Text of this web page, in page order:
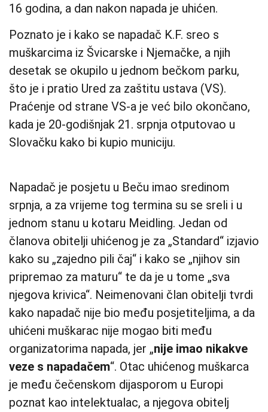
16 godina, a dan nakon napada je uhićen.
Poznato je i kako se napadač K.F. sreo s
muškarcima iz Švicarske i Njemačke, a njih
desetak se okupilo u jednom bečkom parku,
što je i pratio Ured za zaštitu ustava (VS).
Praćenje od strane VS-a je već bilo okončano,
kada je 20-godišnjak 21. srpnja otputovao u
Slovačku kako bi kupio municiju.
Napadač je posjetu u Beču imao sredinom
srpnja, a za vrijeme tog termina su se sreli i u
jednom stanu u kotaru Meidling. Jedan od
članova obitelji uhićenog je za „Standard“ izjavio
kako su „zajedno pili čaj“ i kako se „njihov sin
pripremao za maturu“ te da je u tome „sva
njegova krivica“. Neimenovani član obitelji tvrdi
kako napadač nije bio među posjetiteljima, a da
uhićeni muškarac nije mogao biti među
organizatorima napada, jer „nije imao nikakve
veze s napadačem“. Otac uhićenog muškarca
je među čečenskom dijasporom u Europi
poznat kao intelektualac, a njegova obitelj